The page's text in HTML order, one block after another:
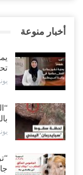
أخبار منوعة
يونيو
يونيو